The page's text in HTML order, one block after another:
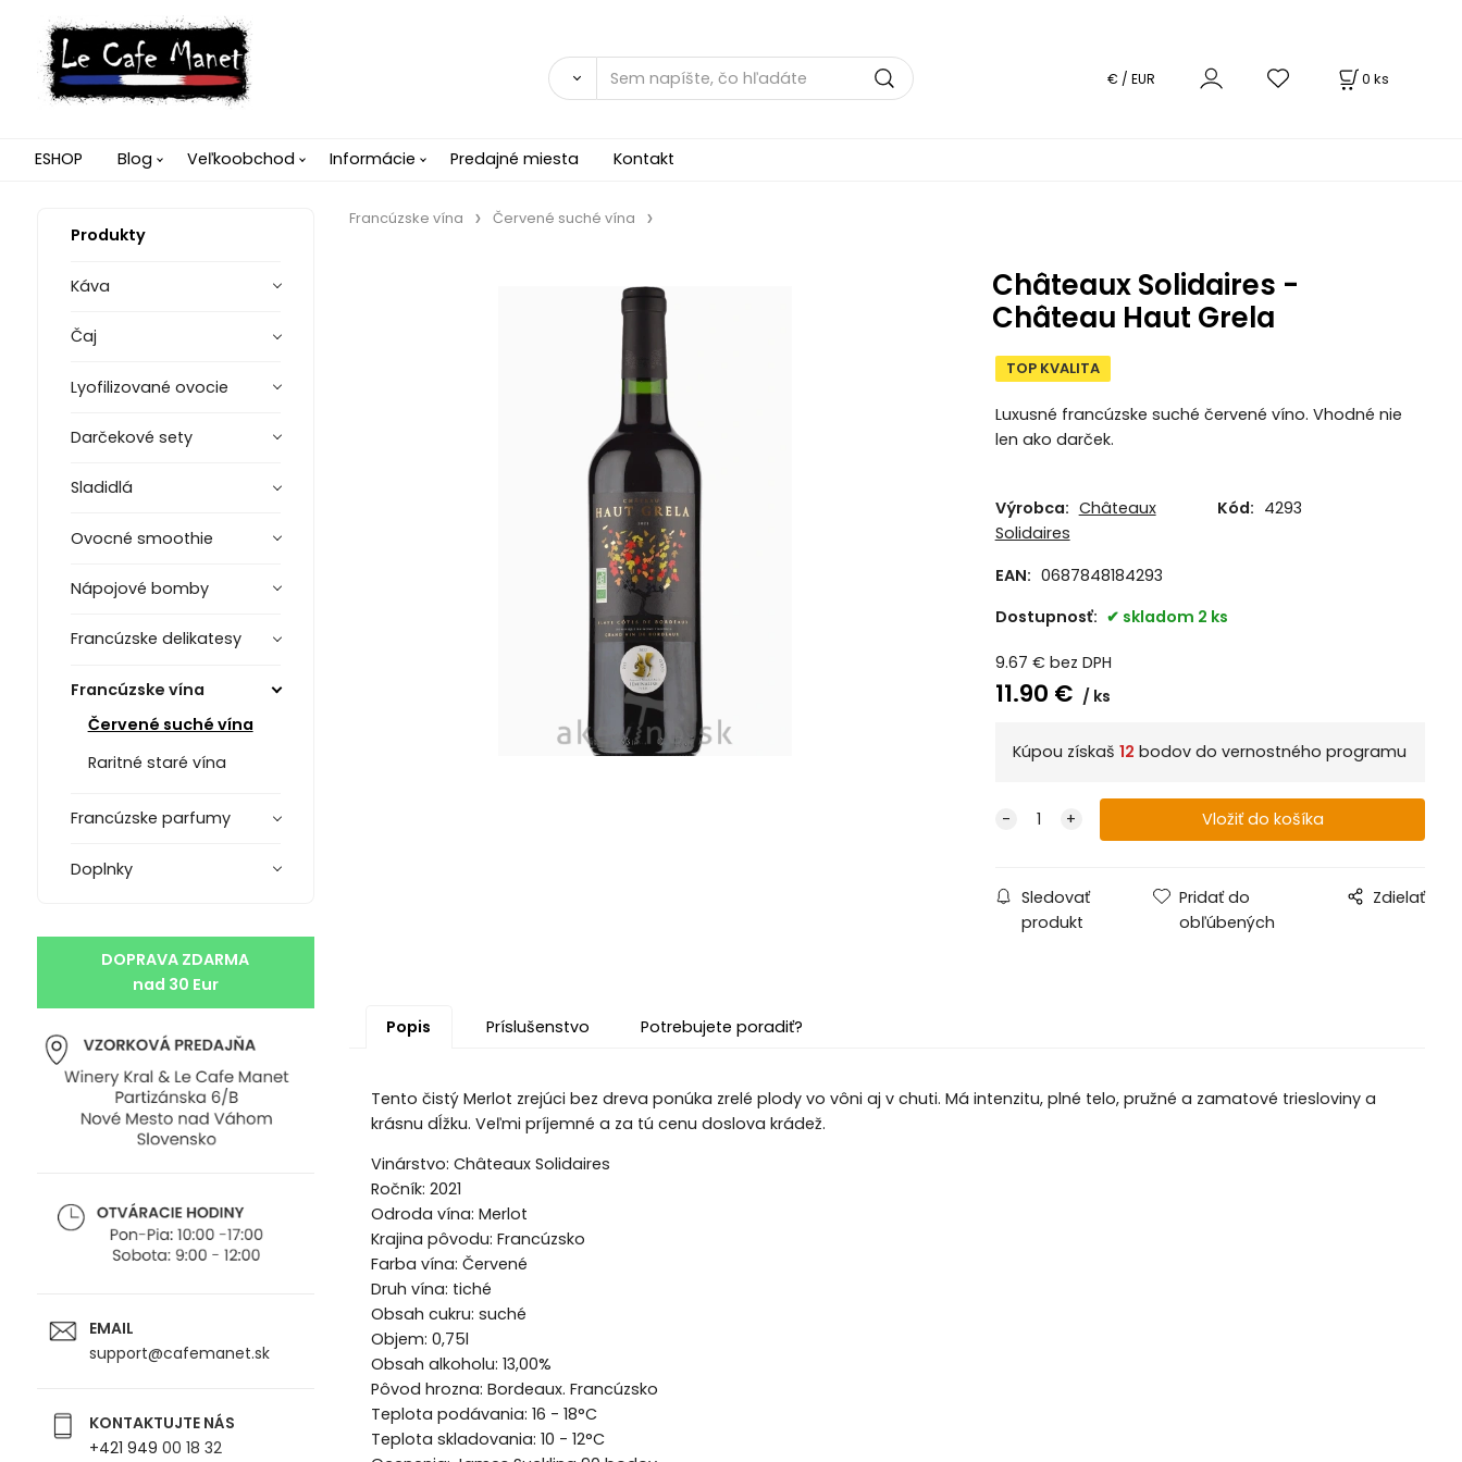
0 ks
€ / EUR
ESHOP Blog Veľkoobchod Informácie Predajné miesta Kontakt
Produkty
Káva
Čaj
Lyofilizované ovocie
Darčekové sety
Sladidlá
Ovocné smoothie
Nápojové bomby
Francúzske delikatesy
Francúzske vína
Červené suché vína
Raritné staré vína
Francúzske parfumy
Doplnky
DOPRAVA ZDARMA
nad 30 Eur
EMAIL
support@cafemanet.sk
KONTAKTUJTE NÁS
+421 949 00 18 32
Francúzske vína Červené suché vína
Châteaux Solidaires -
Château Haut Grela
TOP KVALITA
Luxusné francúzske suché červené víno. Vhodné nie
len ako darček.
Výrobca: Châteaux
Solidaires
Kód: 4293
EAN: 0687848184293
Dostupnosť:
skladom 2 ks
9.67 € bez DPH
11.90 € ks
Kúpou získaš 12 bodov do vernostného programu
Sledovať
produkt
Pridať do
obľúbených
Zdielať
Popis Príslušenstvo Potrebujete poradiť?
Tento čistý Merlot zrejúci bez dreva ponúka zrelé plody vo vôni aj v chuti. Má intenzitu, plné telo, pružné a zamatové triesloviny a
krásnu dĺžku. Veľmi príjemné a za tú cenu doslova krádež.
Vinárstvo: Châteaux Solidaires
Ročník: 2021
Odroda vína: Merlot
Krajina pôvodu: Francúzsko
Farba vína: Červené
Druh vína: tiché
Obsah cukru: suché
Objem: 0,75l
Obsah alkoholu: 13,00%
Pôvod hrozna: Bordeaux. Francúzsko
Teplota podávania: 16 - 18°C
Teplota skladovania: 10 - 12°C